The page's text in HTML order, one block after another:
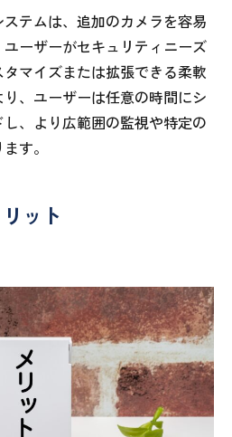
テムは、追加のカメラを容易
ーザーがセキュリティニーズ
マイズまたは拡張できる柔軟
、ユーザーは任意の時間にシ
、より広範囲の監視や特定の
す。
ット